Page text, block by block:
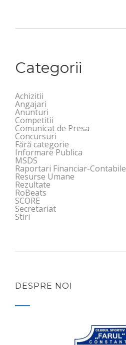
Categorii
Achizitii
Angajari
Anunturi
Competitii
Comunicat de Presa
Concursuri
Fără categorie
Informare Publica
MSDS
Raportari Financiar-Contabile
Resurse Umane
Rezultate
RoBeats
SCORE
Secretariat
Stiri
DESPRE NOI